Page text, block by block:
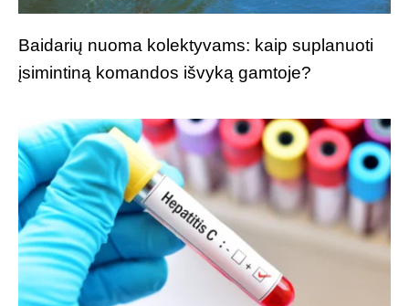
Baidarių nuoma kolektyvams: kaip suplanuoti
įsimintiną komandos išvyką gamtoje?